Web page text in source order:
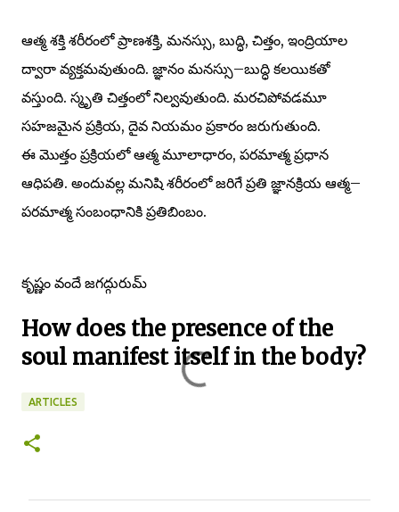
ఆత్మ శక్తి శరీరంలో ప్రాణశక్తి, మనస్సు, బుద్ధి, చిత్తం, ఇంద్రియాల
ద్వారా వ్యక్తమవుతుంది. జ్ఞానం మనస్సు–బుద్ధి కలయికతో
వస్తుంది. స్మృతి చిత్తంలో నిల్వవుతుంది. మరచిపోవడమూ
సహజమైన ప్రక్రియ, దైవ నియమం ప్రకారం జరుగుతుంది.
ఈ మొత్తం ప్రక్రియలో ఆత్మ మూలాధారం, పరమాత్మ ప్రధాన
ఆధిపతి. అందువల్ల మనిషి శరీరంలో జరిగే ప్రతి జ్ఞానక్రియ ఆత్మ–
పరమాత్మ సంబంధానికి ప్రతిబింబం.
కృష్ణం వందే జగద్గురుమ్
How does the presence of the
soul manifest itself in the body?
ARTICLES